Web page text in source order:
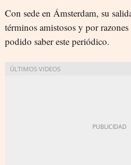
Con sede en Ámsterdam, su
términos amistosos y por razones
podido saber este periódico.